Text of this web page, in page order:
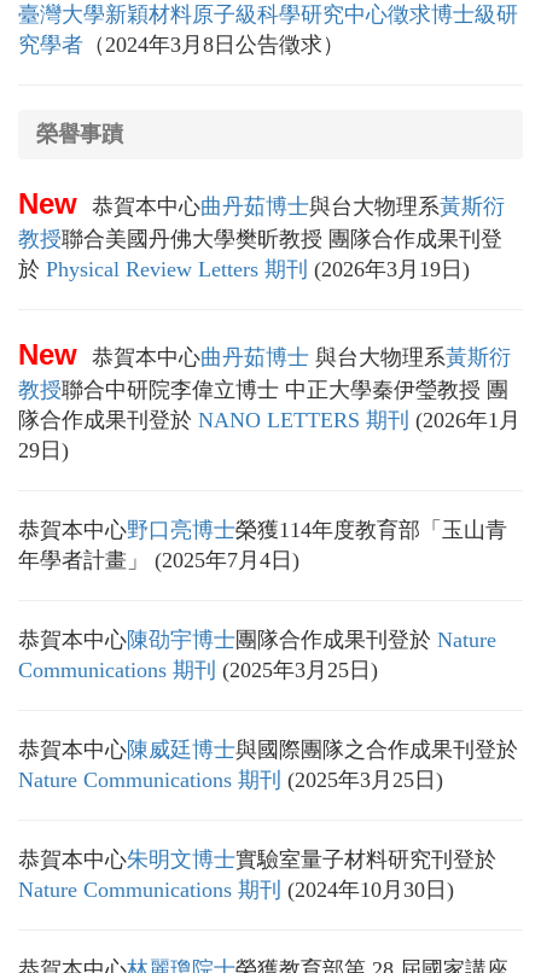
臺灣大學新穎材料原子級科學研究中心徵求博士級研
究學者 （2024年3月8日公告徵求）
榮譽事蹟
New 恭賀本中心曲丹茹博士與台大物理系黃斯衍
教授聯合美國丹佛大學樊昕教授 團隊合作成果刊登
於 Physical Review Letters 期刊 (2026年3月19日)
New 恭賀本中心曲丹茹博士 與台大物理系黃斯衍
教授聯合中研院李偉立博士 中正大學秦伊瑩教授 團
隊合作成果刊登於 NANO LETTERS 期刊 (2026年1月
29日)
恭賀本中心野口亮博士榮獲114年度教育部「玉山青
年學者計畫」 (2025年7月4日)
恭賀本中心陳劭宇博士團隊合作成果刊登於 Nature
Communications 期刊 (2025年3月25日)
恭賀本中心陳威廷博士與國際團隊之合作成果刊登於
Nature Communications 期刊 (2025年3月25日)
恭賀本中心朱明文博士實驗室量子材料研究刊登於
Nature Communications 期刊 (2024年10月30日)